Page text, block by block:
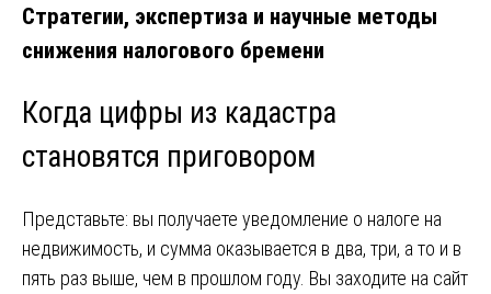
Стратегии, экспертиза и научные методы
снижения налогового бремени
Когда цифры из кадастра
становятся приговором
Представьте: вы получаете уведомление о налоге на
недвижимость, и сумма оказывается в два, три, а то и в
пять раз выше, чем в прошлом году. Вы заходите на сайт